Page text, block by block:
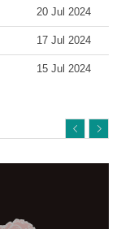
20 Jul 2024
17 Jul 2024
15 Jul 2024